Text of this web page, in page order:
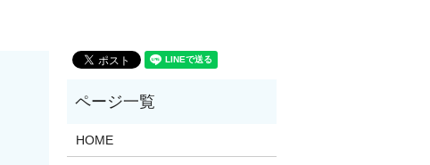
HOME